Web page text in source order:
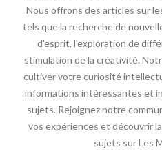
Nous offrons des articles sur
tels que la recherche de
d'esprit, l'exploration de
stimulation de la créativité.
cultiver votre curiosité
informations intéressantes et
sujets. Rejoignez notre
vos expériences et découvrir
sujets sur Les